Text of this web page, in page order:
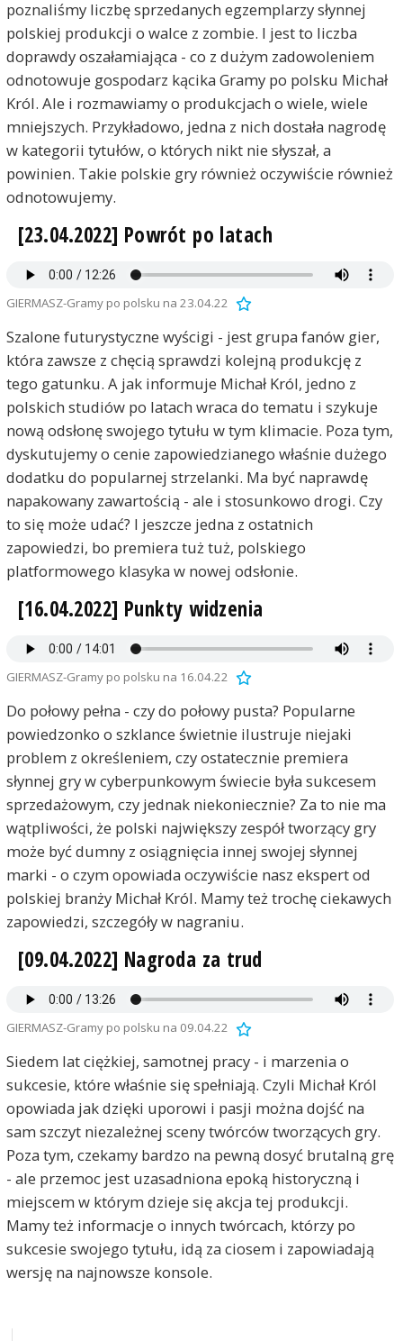
poznaliśmy liczbę sprzedanych egzemplarzy słynnej
polskiej produkcji o walce z zombie. I jest to liczba
doprawdy oszałamiająca - co z dużym zadowoleniem
odnotowuje gospodarz kącika Gramy po polsku Michał
Król. Ale i rozmawiamy o produkcjach o wiele, wiele
mniejszych. Przykładowo, jedna z nich dostała nagrodę
w kategorii tytułów, o których nikt nie słyszał, a
powinien. Takie polskie gry również oczywiście również
odnotowujemy.
[23.04.2022] Powrót po latach
GIERMASZ-Gramy po polsku na 23.04.22
Szalone futurystyczne wyścigi - jest grupa fanów gier,
która zawsze z chęcią sprawdzi kolejną produkcję z
tego gatunku. A jak informuje Michał Król, jedno z
polskich studiów po latach wraca do tematu i szykuje
nową odsłonę swojego tytułu w tym klimacie. Poza tym,
dyskutujemy o cenie zapowiedzianego właśnie dużego
dodatku do popularnej strzelanki. Ma być naprawdę
napakowany zawartością - ale i stosunkowo drogi. Czy
to się może udać? I jeszcze jedna z ostatnich
zapowiedzi, bo premiera tuż tuż, polskiego
platformowego klasyka w nowej odsłonie.
[16.04.2022] Punkty widzenia
GIERMASZ-Gramy po polsku na 16.04.22
Do połowy pełna - czy do połowy pusta? Popularne
powiedzonko o szklance świetnie ilustruje niejaki
problem z określeniem, czy ostatecznie premiera
słynnej gry w cyberpunkowym świecie była sukcesem
sprzedażowym, czy jednak niekoniecznie? Za to nie ma
wątpliwości, że polski największy zespół tworzący gry
może być dumny z osiągnięcia innej swojej słynnej
marki - o czym opowiada oczywiście nasz ekspert od
polskiej branży Michał Król. Mamy też trochę ciekawych
zapowiedzi, szczegóły w nagraniu.
[09.04.2022] Nagroda za trud
GIERMASZ-Gramy po polsku na 09.04.22
Siedem lat ciężkiej, samotnej pracy - i marzenia o
sukcesie, które właśnie się spełniają. Czyli Michał Król
opowiada jak dzięki uporowi i pasji można dojść na
sam szczyt niezależnej sceny twórców tworzących gry.
Poza tym, czekamy bardzo na pewną dosyć brutalną grę
- ale przemoc jest uzasadniona epoką historyczną i
miejscem w którym dzieje się akcja tej produkcji.
Mamy też informacje o innych twórcach, którzy po
sukcesie swojego tytułu, idą za ciosem i zapowiadają
wersję na najnowsze konsole.